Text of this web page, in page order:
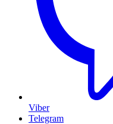
Viber
Telegram